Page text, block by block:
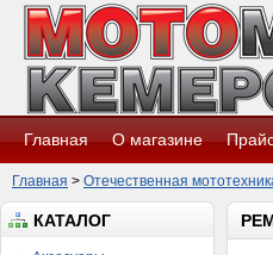
Главная О магазине
Главная > Отечественная
КАТАЛОГ